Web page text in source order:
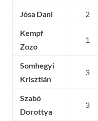
Jósa Dani 2
Kempf
Zozo
1
Somhegyi
Krisztián
3
Szabó
Dorottya
3